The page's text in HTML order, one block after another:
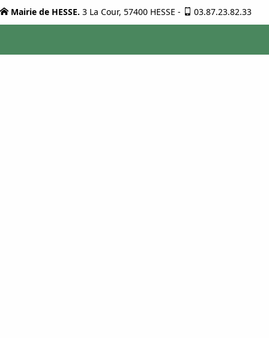
Mairie de HESSE. 3 La Cour, 57400 HESSE - 03.87.23.82.33